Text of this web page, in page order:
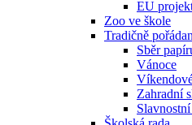
EU
Zoo ve škole
Tradičně
Sběr
Vánoce
Zahradní